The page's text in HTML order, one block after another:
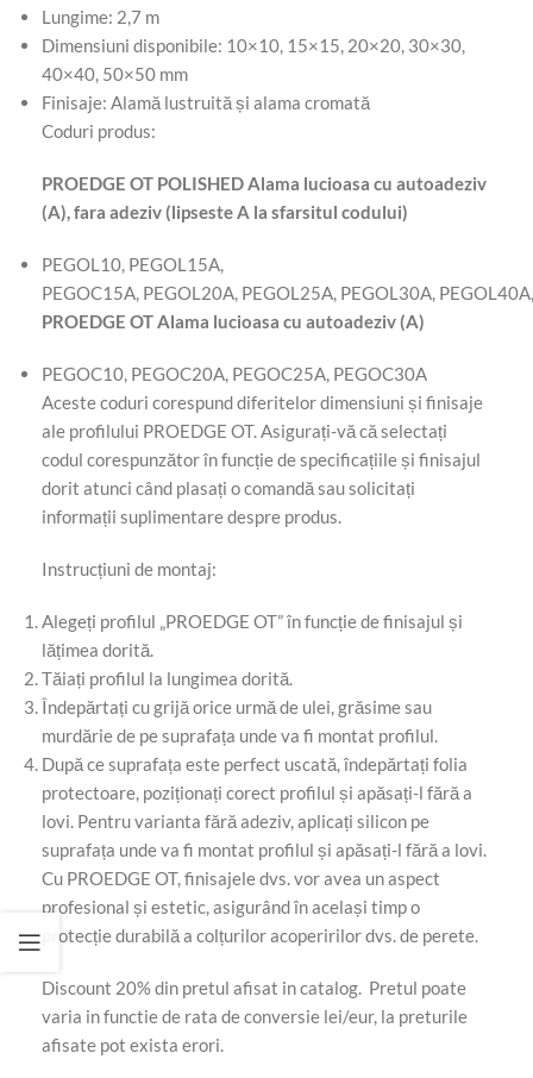
Lungime: 2,7 m
Dimensiuni disponibile: 10×10, 15×15, 20×20, 30×30,
40×40, 50×50 mm
Finisaje: Alamă lustruită și alama cromată
Coduri produs:
PROEDGE OT POLISHED Alama lucioasa cu autoadeziv
(A), fara adeziv (lipseste A la sfarsitul codului)
PEGOL10, PEGOL15A,
PEGOC15A, PEGOL20A, PEGOL25A, PEGOL30A,
PROEDGE OT Alama lucioasa cu autoadeziv (A)
PEGOC10, PEGOC20A, PEGOC25A, PEGOC30A
Aceste coduri corespund diferitelor dimensiuni și finisaje
ale profilului PROEDGE OT. Asigurați-vă că selectați
codul corespunzător în funcție de specificațiile și finisajul
dorit atunci când plasați o comandă sau solicitați
informații suplimentare despre produs.
Instrucțiuni de montaj:
Alegeți profilul „PROEDGE OT” în funcție de finisajul și
lățimea dorită.
Tăiați profilul la lungimea dorită.
Îndepărtați cu grijă orice urmă de ulei, grăsime sau
murdărie de pe suprafața unde va fi montat profilul.
După ce suprafața este perfect uscată, îndepărtați folia
protectoare, poziționați corect profilul și apăsați-l fără a
lovi. Pentru varianta fără adeziv, aplicați silicon pe
suprafața unde va fi montat profilul și apăsați-l fără a lovi.
Cu PROEDGE OT, finisajele dvs. vor avea un aspect
profesional și estetic, asigurând în același timp o
protecție durabilă a colțurilor acoperirilor dvs. de perete.
Discount 20% din pretul afisat in catalog. Pretul poate
varia in functie de rata de conversie lei/eur, la preturile
afisate pot exista erori.